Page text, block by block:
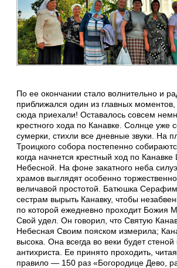
По ее окончании стало волнительно и
приближался один из главных
сюда приехали! Оставалось совсем
крестного хода по Канавке. Солнце уже
сумерки, стихли все дневные звуки. На
Троицкого собора постепенно
когда начнется крестный ход по
Небесной. На фоне закатного неба
храмов выглядят особенно
величавой простотой. Батюшка
сестрам вырыть Канавку, чтобы
по которой ежедневно проходит Божия
Свой удел. Он говорил, что Святую
Небесная Своим пояском измерила;
высока. Она всегда во веки будет
антихриста. Ее принято проходить,
правило — 150 раз «Богородице Дево,